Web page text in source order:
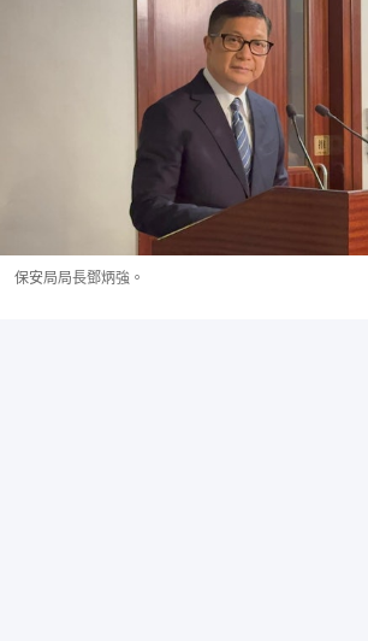
保安局局長鄧炳強。